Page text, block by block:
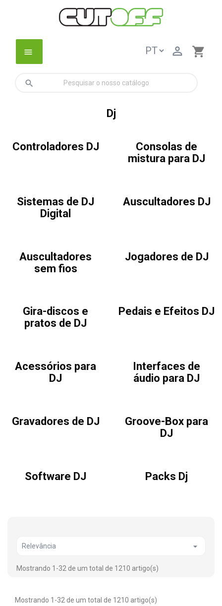
menu shopping_cart

search
Dj
Controladores DJ
Consolas de
mistura para DJ
Sistemas de DJ
Digital
Auscultadores DJ
Auscultadores
sem fios
Jogadores de DJ
Gira-discos e
pratos de DJ
Pedais e Efeitos DJ
Acessórios para
DJ
Interfaces de
áudio para DJ
Gravadores de DJ
Groove-Box para
DJ
Software DJ Packs Dj
Relevância 
Mostrando 1-32 de um total de 1210 artigo(s)
Mostrando 1-32 de um total de 1210 artigo(s)